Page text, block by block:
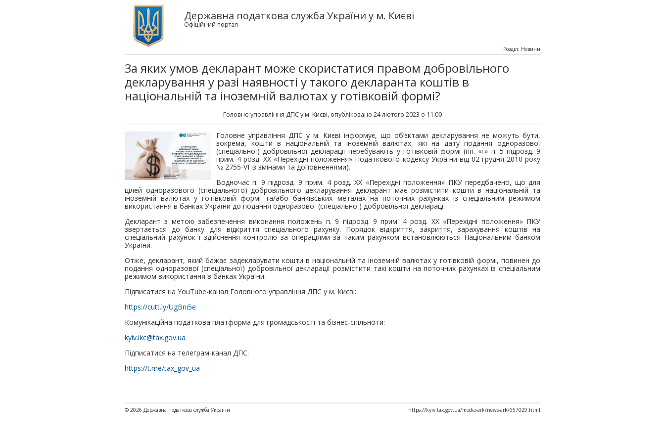
Державна податкова служба України у м. Києві
Офіційний портал
За яких умов декларант може скористатися правом добровільного
декларування у разі наявності у такого декларанта коштів в
національній та іноземній валютах у готівковій формі?
Головне управління ДПС у м. Києві, опубліковано 24 лютого 2023 о 11:00
Розділ: Новини
Головне управління ДПС у м. Києві інформує, що об’єктами декларування не можуть бути,
зокрема, кошти в національній та іноземній валютах, які на дату подання одноразової
(спеціальної) добровільної декларації перебувають у готівковій формі (пп. «г» п. 5 підрозд. 9
прим. 4 розд. XX «Перехідні положення» Податкового кодексу України від 02 грудня 2010 року
№ 2755-VI із змінами та доповненнями).
Водночас п. 9 підрозд. 9 прим. 4 розд. XX «Перехідні положення» ПКУ передбачено, що для
цілей одноразового (спеціального) добровільного декларування декларант має розмістити кошти в національній та
іноземній валютах у готівковій формі та/або банківських металах на поточних рахунках із спеціальним режимом
використання в банках України до подання одноразової (спеціальної) добровільної декларації.
Декларант з метою забезпечення виконання положень п. 9 підрозд. 9 прим. 4 розд. XX «Перехідні положення» ПКУ
звертається до банку для відкриття спеціального рахунку. Порядок відкриття, закриття, зарахування коштів на
спеціальний рахунок і здійснення контролю за операціями за таким рахунком встановлюються Національним банком
України.
Отже, декларант, який бажає задекларувати кошти в національній та іноземній валютах у готівковій формі, повинен до
подання одноразової (спеціальної) добровільної декларації розмістити такі кошти на поточних рахунках із спеціальним
режимом використання в банках України.
Підписатися на YouTube-канал Головного управління ДПС у м. Києві:
https://cutt.ly/UgBni5e
Комунікаційна податкова платформа для громадськості та бізнес-спільноти:
kyiv.ikc@tax.gov.ua
Підписатися на телеграм-канал ДПС:
https://t.me/tax_gov_ua
© 2026 Державна податкова служба України https://kyiv.tax.gov.ua/media-ark/news-ark/657029.html